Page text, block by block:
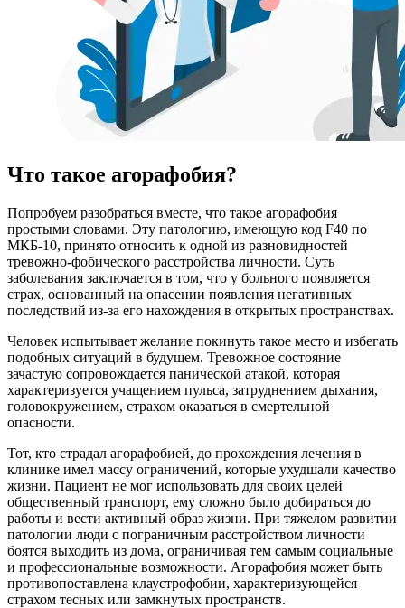
Что такое агорафобия?
Попробуем разобраться вместе, что такое агорафобия
простыми словами. Эту патологию, имеющую код F40 по
МКБ-10, принято относить к одной из разновидностей
тревожно-фобического расстройства личности. Суть
заболевания заключается в том, что у больного появляется
страх, основанный на опасении появления негативных
последствий из-за его нахождения в открытых пространствах.
Человек испытывает желание покинуть такое место и избегать
подобных ситуаций в будущем. Тревожное состояние
зачастую сопровождается панической атакой, которая
характеризуется учащением пульса, затруднением дыхания,
головокружением, страхом оказаться в смертельной
опасности.
Тот, кто страдал агорафобией, до прохождения лечения в
клинике имел массу ограничений, которые ухудшали качество
жизни. Пациент не мог использовать для своих целей
общественный транспорт, ему сложно было добираться до
работы и вести активный образ жизни. При тяжелом развитии
патологии люди с пограничным расстройством личности
боятся выходить из дома, ограничивая тем самым социальные
и профессиональные возможности. Агорафобия может быть
противопоставлена клаустрофобии, характеризующейся
страхом тесных или замкнутых пространств.